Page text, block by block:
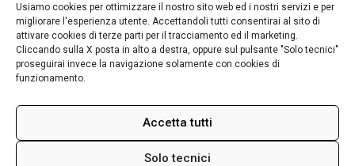
Usiamo cookies per ottimizzare il nostro sito web ed i nostri servizi e per
migliorare l'esperienza utente. Accettandoli tutti consentirai al sito di
attivare cookies di terze parti per il tracciamento ed il marketing.
Cliccando sulla X posta in alto a destra, oppure sul pulsante "Solo tecnici"
proseguirai invece la navigazione solamente con cookies di
funzionamento.
Accetta tutti
Solo tecnici
alla nascita e alla crescita delle galassie nei primi
miliardi di anni della storia dell’Universo. A questo
scopo ha coordinato progetti di ricerca internazionali
terra che dallo spazio.